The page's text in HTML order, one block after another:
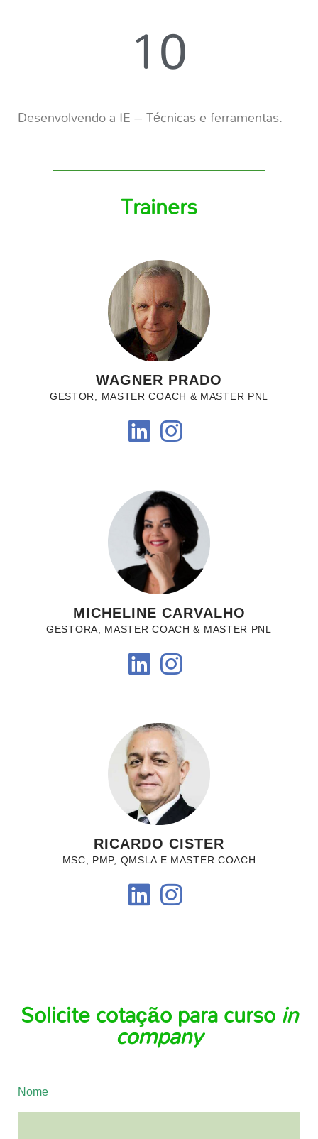
10
Desenvolvendo a IE – Técnicas e ferramentas.
Trainers
WAGNER PRADO
GESTOR, MASTER COACH & MASTER PNL
MICHELINE CARVALHO
GESTORA, MASTER COACH & MASTER PNL
RICARDO CISTER
MSC, PMP, QMSLA E MASTER COACH
Solicite cotação para cursoin
company
Nome